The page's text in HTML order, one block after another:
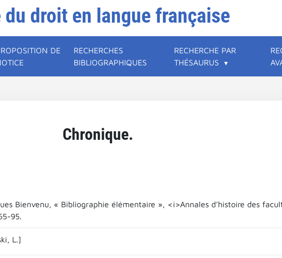
droit en langue française
DE
RECHERCHES
BIBLIOGRAPHIQUES
RECHERCHE PAR
THÉSAURUS
Chronique.
Bienvenu, « Bibliographie élémentaire », <i>Annales d’histoire des
95.
L.]